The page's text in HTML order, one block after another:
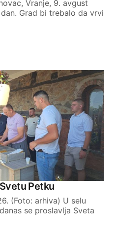
Vranje, 9. avgust
Grad bi trebalo da vrvi
Petku
(Foto: arhiva) U selu
se proslavlja Sveta